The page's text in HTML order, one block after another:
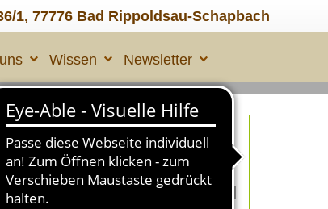
1, 77776 Bad Rippoldsau-Schapbach
Wissen Newsletter
made in ÜBERALL
Fachvorträge